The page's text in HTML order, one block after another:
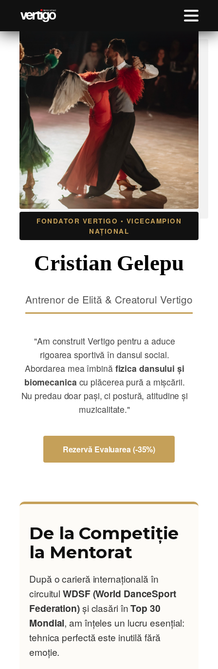
FONDATOR VERTIGO • VICECAMPION
NAȚIONAL
Cristian Gelepu
Antrenor de Elită & Creatorul Vertigo
"Am construit Vertigo pentru a aduce
rigoarea sportivă în dansul social.
Abordarea mea îmbină fizica dansului și
biomecanica cu plăcerea pură a mișcării.
Nu predau doar pași, ci postură, atitudine și
muzicalitate."
Rezervă Evaluarea (-35%)
De la Competiție
la Mentorat
După o carieră internațională în
circuitulWDSF (World DanceSport
Federation)și clasări înTop 30
Mondial, am înțeles un lucru esențial:
tehnica perfectă este inutilă fără
emoție.